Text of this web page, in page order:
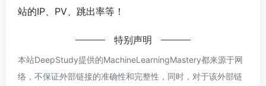
站的IP、PV、跳出率等！
特别声明
本站DeepStudy提供的MachineLearningMastery都来源于网
络，不保证外部链接的准确性和完整性，同时，对于该外部链